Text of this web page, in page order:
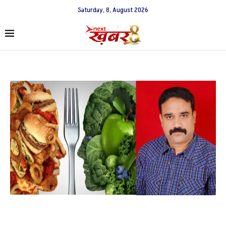
Saturday, 8, August 2026